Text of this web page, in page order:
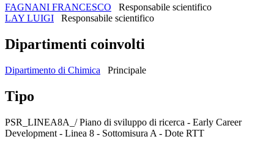
FAGNANI FRANCESCO
Responsabile scientifico
LAY LUIGI
Responsabile scientifico
Dipartimenti coinvolti
Dipartimento di Chimica Principale
Tipo
PSR_LINEA8A_/ Piano di sviluppo di ricerca - Early Career
Development - Linea 8 - Sottomisura A - Dote RTT